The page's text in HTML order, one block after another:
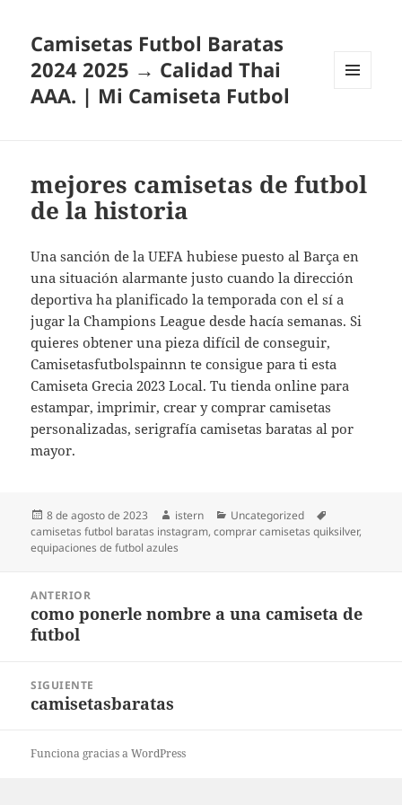
Camisetas Futbol Baratas
2024 2025 → Calidad Thai
AAA. | Mi Camiseta Futbol
mejores camisetas de futbol
de la historia
Una sanción de la UEFA hubiese puesto al Barça en
una situación alarmante justo cuando la dirección
deportiva ha planificado la temporada con el sí a
jugar la Champions League desde hacía semanas. Si
quieres obtener una pieza difícil de conseguir,
Camisetasfutbolspainnn te consigue para ti esta
Camiseta Grecia 2023 Local. Tu tienda online para
estampar, imprimir, crear y comprar camisetas
personalizadas, serigrafía camisetas baratas al por
mayor.
Publicado
el
8 de agosto de 2023 Autor
istern Categorías
Uncategorized
camisetas futbol baratas instagram,comprar camisetas quiksilver,
equipaciones de futbol azules
entradas
ANTERIOR
Entrada
anterior:
como ponerle nombre a una camiseta de
futbol
SIGUIENTE
Entrada
camisetasbaratas
Funciona gracias a WordPress